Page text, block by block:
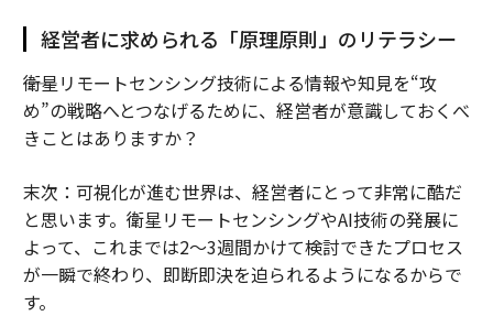
経営者に求められる「原理原則」のリテラシー
――衛星リモートセンシング技術による情報や知見を“攻
め”の戦略へとつなげるために、経営者が意識しておくべ
きことはありますか？
末次：可視化が進む世界は、経営者にとって非常に酷だ
と思います。衛星リモートセンシングやAI技術の発展に
よって、これまでは2〜3週間かけて検討できたプロセス
が一瞬で終わり、即断即決を迫られるようになるからで
す。